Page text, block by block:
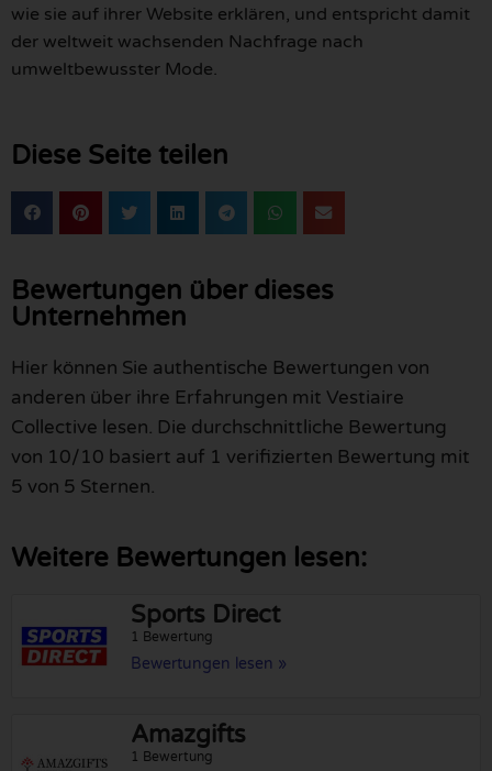
wie sie auf ihrer Website erklären, und entspricht damit
der weltweit wachsenden Nachfrage nach
umweltbewusster Mode.
Diese Seite teilen
Bewertungen über dieses
Unternehmen
Hier können Sie authentische Bewertungen von
anderen über ihre Erfahrungen mit Vestiaire
Collective lesen. Die durchschnittliche Bewertung
von 10/10 basiert auf 1 verifizierten Bewertung mit
5 von 5 Sternen.
Weitere Bewertungen lesen:
Sports Direct
1 Bewertung
Bewertungen lesen »
Amazgifts
1 Bewertung